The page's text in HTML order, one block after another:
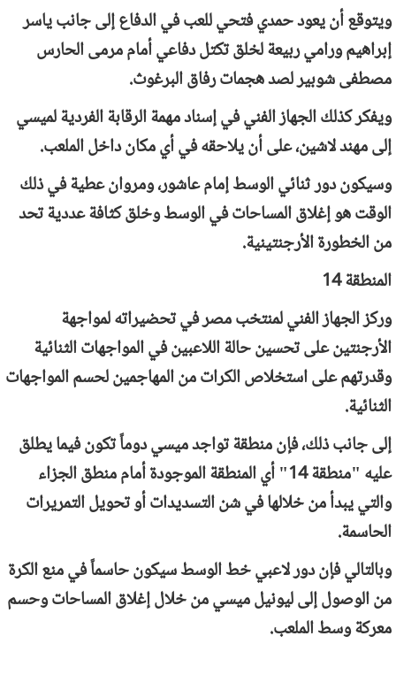
ويتوقع أن يعود حمدي فتحي للعب في الدفاع إلى جانب ياسر
إبراهيم ورامي ربيعة لخلق تكتل دفاعي أمام مرمى الحارس
مصطفى شوبير لصد هجمات رفاق البرغوث.
ويفكر كذلك الجهاز الفني في إسناد مهمة الرقابة الفردية لميسي
إلى مهند لاشين، على أن يلاحقه في أي مكان داخل الملعب.
وسيكون دور ثنائي الوسط إمام عاشور، ومروان عطية في ذلك
الوقت هو إغلاق المساحات في الوسط وخلق كثافة عددية تحد
من الخطورة الأرجنتينية.
المنطقة 14
وركز الجهاز الفني لمنتخب مصر في تحضيراته لمواجهة
الأرجنتين على تحسين حالة اللاعبين في المواجهات الثنائية
وقدرتهم على استخلاص الكرات من المهاجمين لحسم المواجهات
الثنائية.
إلى جانب ذلك، فإن منطقة تواجد ميسي دوماً تكون فيما يطلق
عليه "منطقة 14" أي المنطقة الموجودة أمام منطق الجزاء
والتي يبدأ من خلالها في شن التسديدات أو تحويل التمريرات
الحاسمة.
وبالتالي فإن دور لاعبي خط الوسط سيكون حاسماً في منع الكرة
من الوصول إلى ليونيل ميسي من خلال إغلاق المساحات وحسم
معركة وسط الملعب.